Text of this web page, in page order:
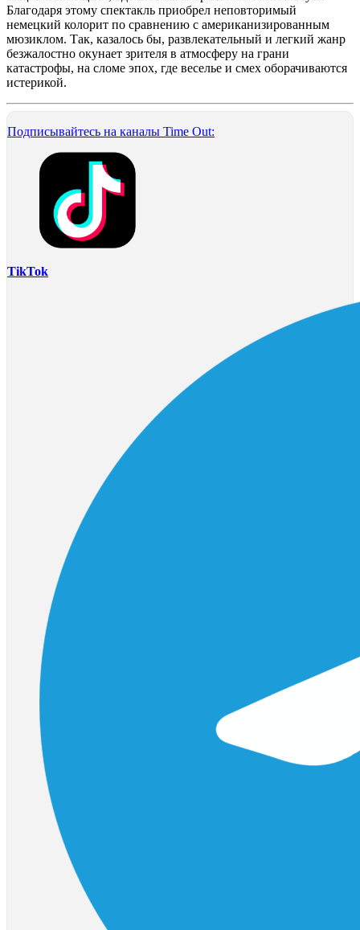
Благодаря этому спектакль приобрел неповторимый
немецкий колорит по сравнению с американизированным
мюзиклом. Так, казалось бы, развлекательный и легкий жанр
безжалостно окунает зрителя в атмосферу на грани
катастрофы, на сломе эпох, где веселье и смех оборачиваются
истерикой.
Подписывайтесь на каналы Time Out:
TikTok